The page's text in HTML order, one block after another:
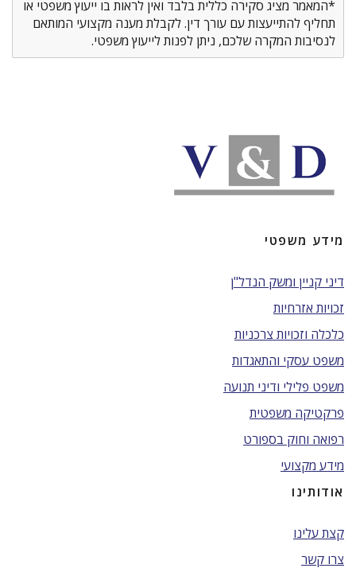
*המאמר מציג סקירה כללית בלבד ואין לראות בו ייעוץ משפטי או
תחליף להתייעצות עם עורך דין. לקבלת מענה מקצועי המותאם
לנסיבות המקרה שלכם, ניתן לפנות לייעוץ משפטי.
מידע משפטי
דיני קניין ומשק הנדל"ן
זכויות אזרחיות
כלכלה וזכויות צרכניות
משפט עסקי והתאגדות
משפט פלילי ודיני תנועה
פרקטיקה משפטית
רפואה וחוק בספורט
מידע מקצועי
אודותינו
קצת עלינו
צרו קשר